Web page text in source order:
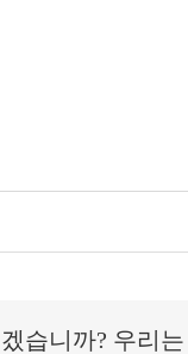
습니까? 우리